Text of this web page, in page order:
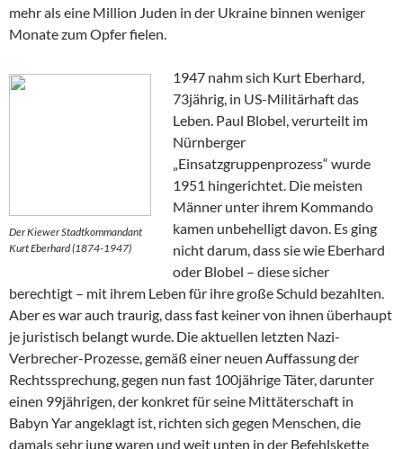
mehr als eine Million Juden in der Ukraine binnen weniger
Monate zum Opfer fielen.
Der Kiewer Stadtkommandant
Kurt Eberhard (1874-1947)
1947 nahm sich Kurt Eberhard,
73jährig, in US-Militärhaft das
Leben. Paul Blobel, verurteilt im
Nürnberger
„Einsatzgruppenprozess“ wurde
1951 hingerichtet. Die meisten
Männer unter ihrem Kommando
kamen unbehelligt davon. Es ging
nicht darum, dass sie wie Eberhard
oder Blobel – diese sicher
berechtigt – mit ihrem Leben für ihre große Schuld bezahlten.
Aber es war auch traurig, dass fast keiner von ihnen überhaupt
je juristisch belangt wurde. Die aktuellen letzten Nazi-
Verbrecher-Prozesse, gemäß einer neuen Auffassung der
Rechtssprechung, gegen nun fast 100jährige Täter, darunter
einen 99jährigen, der konkret für seine Mittäterschaft in
Babyn Yar angeklagt ist, richten sich gegen Menschen, die
damals sehr jung waren und weit unten in der Befehlskette